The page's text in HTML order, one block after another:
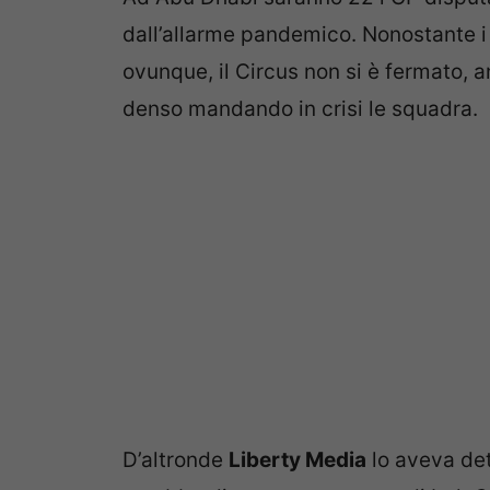
dall’allarme pandemico.
ovunque, il Circus non si è fermato,
denso mandando in crisi le squadra.
D’altronde Liberty Media lo aveva